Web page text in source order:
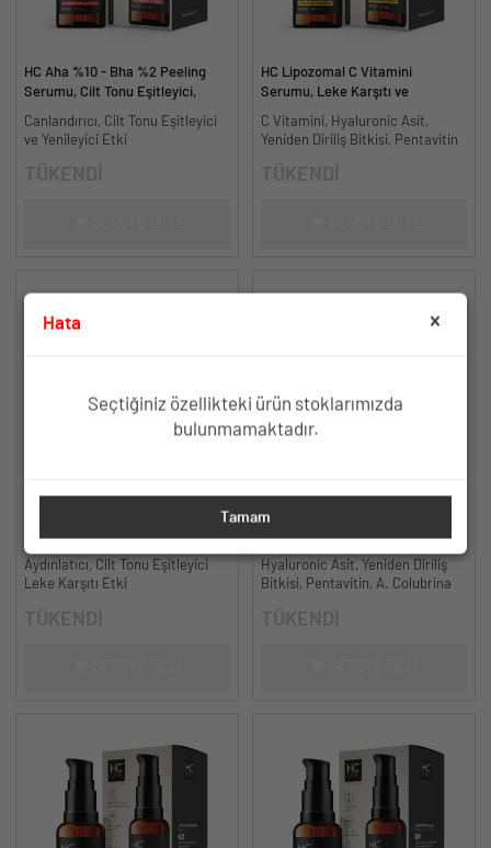
HC Aha %10 - Bha %2 Peeling
Serumu, Cilt Tonu Eşitleyici,
Canlandırıcı, Cilt Tonu Eşitleyici
ve Yenileyici Etki
HC Lipozomal C Vitamini
Serumu, Leke Karşıtı ve
C Vitamini, Hyaluronic Asit,
Yeniden Diriliş Bitkisi, Pentavitin
HC Alpha Arbutin %2, Hyaluronic
Acid, Niacinamide %5 Serum,
Leke Karşıtı ve Aydınlatıcı - 30
ml.
Aydınlatıcı, Cilt Tonu Eşitleyici
Leke Karşıtı Etki
HC Hyaluronic Acid Cilt Bakım
Serumu, Yoğun Nemlendirici - 30
ml.
Hyaluronic Asit, Yeniden Diriliş
Bitkisi, Pentavitin, A. Colubrina
Hata
Seçtiğiniz özellikteki ürün stoklarımızda
bulunmamaktadır.
Tamam